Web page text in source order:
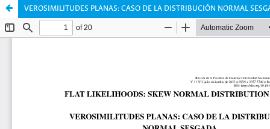
VEROSIMILITUDES PLANAS: CASO DE LA DISTRIBUCIÓN NORMAL